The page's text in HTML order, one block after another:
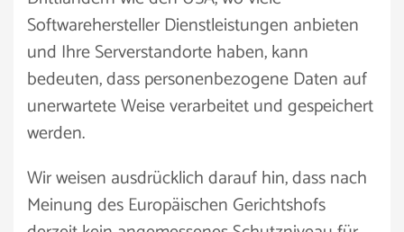
Softwarehersteller Dienstleistungen anbieten
und Ihre Serverstandorte haben, kann
bedeuten, dass personenbezogene Daten auf
unerwartete Weise verarbeitet und gespeichert
werden.
Wir weisen ausdrücklich darauf hin, dass nach
Meinung des Europäischen Gerichtshofs